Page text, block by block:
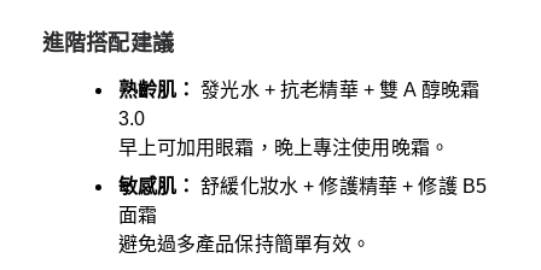
進階搭配建議
熟齡肌： 發光水 + 抗老精華 + 雙 A 醇晚霜
3.0
早上可加用眼霜，晚上專注使用晚霜。
敏感肌： 舒緩化妝水 + 修護精華 + 修護 B5
面霜
避免過多產品保持簡單有效。